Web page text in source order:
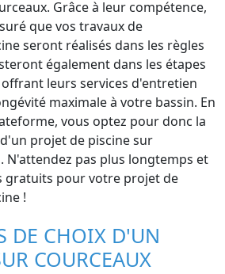
Grâce à leur compétence,
que vos travaux de
seront réalisés dans les règles
également dans les étapes
leurs services d'entretien
maximale à votre bassin. En
vous optez pour donc la
projet de piscine sur
N'attendez pas plus longtemps et
gratuits pour votre projet de
!
DE CHOIX D'UN
COURCEAUX